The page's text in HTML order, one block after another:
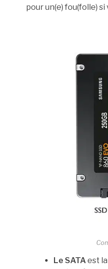
pour un(e) fou(folle) si
Le SATA est